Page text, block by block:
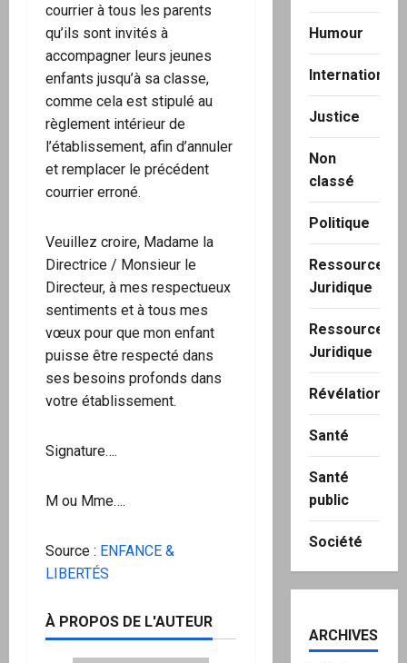
courrier à tous les parents
qu’ils sont invités à
accompagner leurs jeunes
enfants jusqu’à sa classe,
comme cela est stipulé au
règlement intérieur de
l’établissement, afin d’annuler
et remplacer le précédent
courrier erroné.
Veuillez croire, Madame la
Directrice / Monsieur le
Directeur, à mes respectueux
sentiments et à tous mes
vœux pour que mon enfant
puisse être respecté dans
ses besoins profonds dans
votre établissement.
Signature….
M ou Mme….
Source : ENFANCE &
LIBERTÉS
À PROPOS DE L'AUTEUR
Humour
International
Justice
Non
classé
Politique
Ressource
Juridique
Ressource
Juridique
Révélation
Santé
Santé
public
Société
ARCHIVES